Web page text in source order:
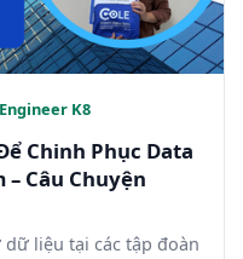
K8
Chinh Phục Data
– Câu Chuyện
liệu tại các tập đoàn